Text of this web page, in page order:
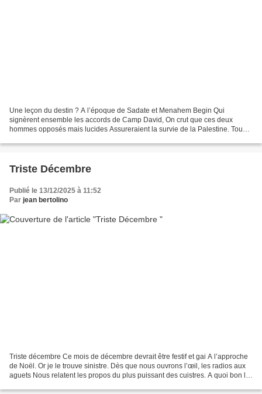
Une leçon du destin ? A l’époque de Sadate et Menahem Begin Qui
signèrent ensemble les accords de Camp David, On crut que ces deux
hommes opposés mais lucides Assureraient la survie de la Palestine. Tous
Triste Décembre
Publié le 13/12/2025 à 11:52
Par jean bertolino
Triste décembre Ce mois de décembre devrait être festif et gai A l’approche
de Noël. Or je le trouve sinistre. Dès que nous ouvrons l’œil, les radios aux
aguets Nous relatent les propos du plus puissant des cuistres. A quoi bon le